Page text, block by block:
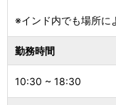
※インド内でも場所に
勤務時間
10:30 ~ 18:30